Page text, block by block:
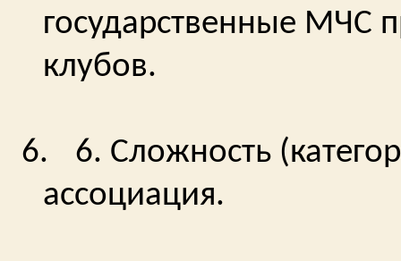
государственные МЧС
клубов.
6.
6. Сложность
ассоциация.